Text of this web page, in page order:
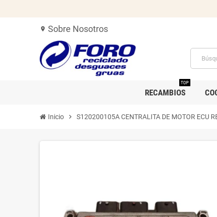
location_on Sobre Nosotros
RECAMBIOS
TOP
Inicio chevron_right S120200105A CENTRALITA DE MOTOR ECU